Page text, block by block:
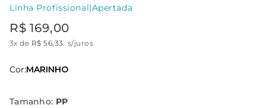
Linha Profissional|Apertada
R$ 169,00
3x de R$ 56,33 s/juros
Cor:MARINHO
Tamanho: PP